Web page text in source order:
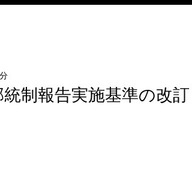
制報告実施基準の改訂